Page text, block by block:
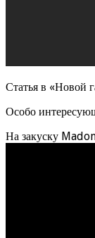
Статья в «Новой
Особо
На закуску